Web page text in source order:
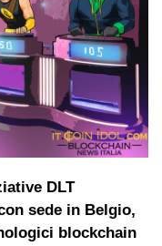
DLT
sede in Belgio,
blockchain